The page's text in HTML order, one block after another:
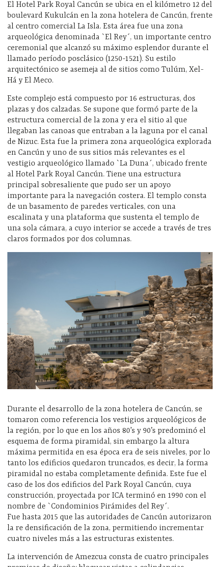
El Hotel Park Royal Cancún se ubica en el kilómetro 12 del
boulevard Kukulcán en la zona hotelera de Cancún, frente
al centro comercial La Isla. Esta área fue una zona
arqueológica denominada `El Rey´, un importante centro
ceremonial que alcanzó su máximo esplendor durante el
llamado período posclásico (1250-1521). Su estilo
arquitectónico se asemeja al de sitios como Tulúm, Xel-
Há y El Meco.
Este complejo está compuesto por 16 estructuras, dos
plazas y dos calzadas. Se supone que formó parte de la
estructura comercial de la zona y era el sitio al que
llegaban las canoas que entraban a la laguna por el canal
de Nizuc. Esta fue la primera zona arqueológica explorada
en Cancún y uno de sus sitios más relevantes es el
vestigio arqueológico llamado `La Duna´, ubicado frente
al Hotel Park Royal Cancún. Tiene una estructura
principal sobresaliente que pudo ser un apoyo
importante para la navegación costera. El templo consta
de un basamento de paredes verticales, con una
escalinata y una plataforma que sustenta el templo de
una sola cámara, a cuyo interior se accede a través de tres
claros formados por dos columnas.
Durante el desarrollo de la zona hotelera de Cancún, se
tomaron como referencia los vestigios arqueológicos de
la región, por lo que en los años 80’s y 90’s predominó el
esquema de forma piramidal, sin embargo la altura
máxima permitida en esa época era de seis niveles, por lo
tanto los edificios quedaron truncados, es decir, la forma
piramidal no estaba completamente definida. Este fue el
caso de los dos edificios del Park Royal Cancún, cuya
construcción, proyectada por ICA terminó en 1990 con el
nombre de `Condominios Pirámides del Rey´.
Fue hasta 2015 que las autoridades de Cancún autorizaron
la re densificación de la zona, permitiendo incrementar
cuatro niveles más a las estructuras existentes.
La intervención de Amezcua consta de cuatro principales